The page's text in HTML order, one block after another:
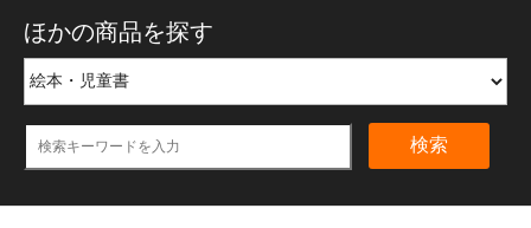
ほかの商品を探す
検索